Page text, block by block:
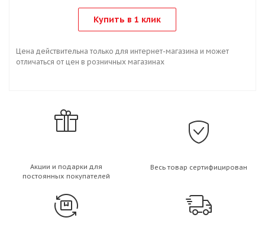
Купить в 1 клик
Цена действительна только для интернет-магазина и может
отличаться от цен в розничных магазинах
Акции и подарки для
постоянных покупателей
Весь товар сертифицирован